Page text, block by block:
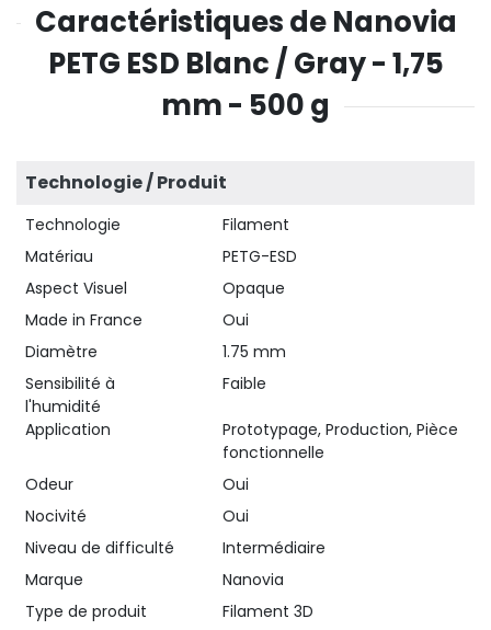
Caractéristiques de Nanovia
PETG ESD Blanc / Gray - 1,75
mm - 500 g
Technologie / Produit
Technologie
Filament
Matériau
PETG-ESD
Aspect Visuel
Opaque
Made in France
Oui
Diamètre
1.75 mm
Sensibilité à
l'humidité
Faible
Application
Prototypage, Production, Pièce
fonctionnelle
Odeur
Oui
Nocivité
Oui
Niveau de difficulté
Intermédiaire
Marque
Nanovia
Type de produit
Filament 3D